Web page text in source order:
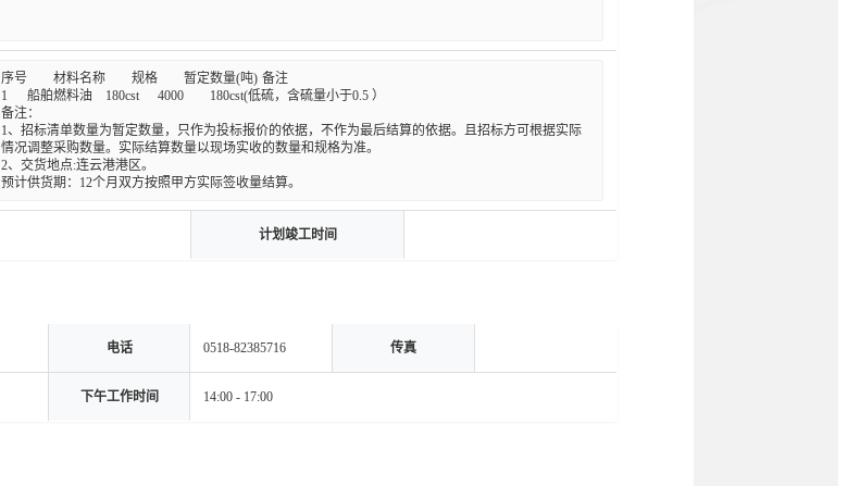
序号	材料名称	规格	暂定数量(吨)	备注
1	船舶燃料油	180cst	4000	180cst(低硫，含硫量小于0.5 ）
备注：
1、招标清单数量为暂定数量，只作为投标报价的依据，不作为最后结算的依据。且招标方可根据实际
情况调整采购数量。实际结算数量以现场实收的数量和规格为准。
2、交货地点:连云港港区。
预计供货期：12个月双方按照甲方实际签收量结算。
计划竣工时间
电话 0518-82385716 传真
下午工作时间 14:00 - 17:00